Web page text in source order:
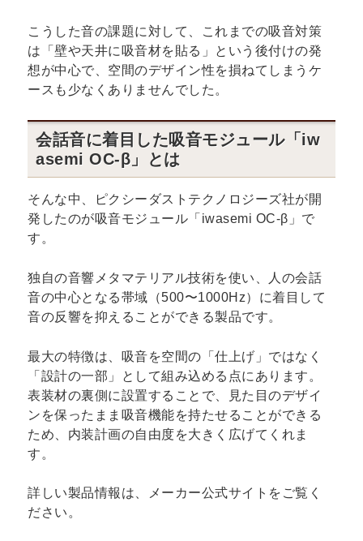
こうした音の課題に対して、これまでの吸音対策
は「壁や天井に吸音材を貼る」という後付けの発
想が中心で、空間のデザイン性を損ねてしまうケ
ースも少なくありませんでした。
会話音に着目した吸音モジュール「iw
asemi OC-β」とは
そんな中、ピクシーダストテクノロジーズ社が開
発したのが吸音モジュール「iwasemi OC-β」で
す。
独自の音響メタマテリアル技術を使い、人の会話
音の中心となる帯域（500〜1000Hz）に着目して
音の反響を抑えることができる製品です。
最大の特徴は、吸音を空間の「仕上げ」ではなく
「設計の一部」として組み込める点にあります。
表装材の裏側に設置することで、見た目のデザイ
ンを保ったまま吸音機能を持たせることができる
ため、内装計画の自由度を大きく広げてくれま
す。
詳しい製品情報は、メーカー公式サイトをご覧く
ださい。